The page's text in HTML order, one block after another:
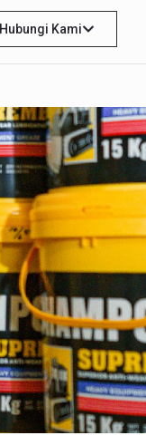
Hubungi Kami